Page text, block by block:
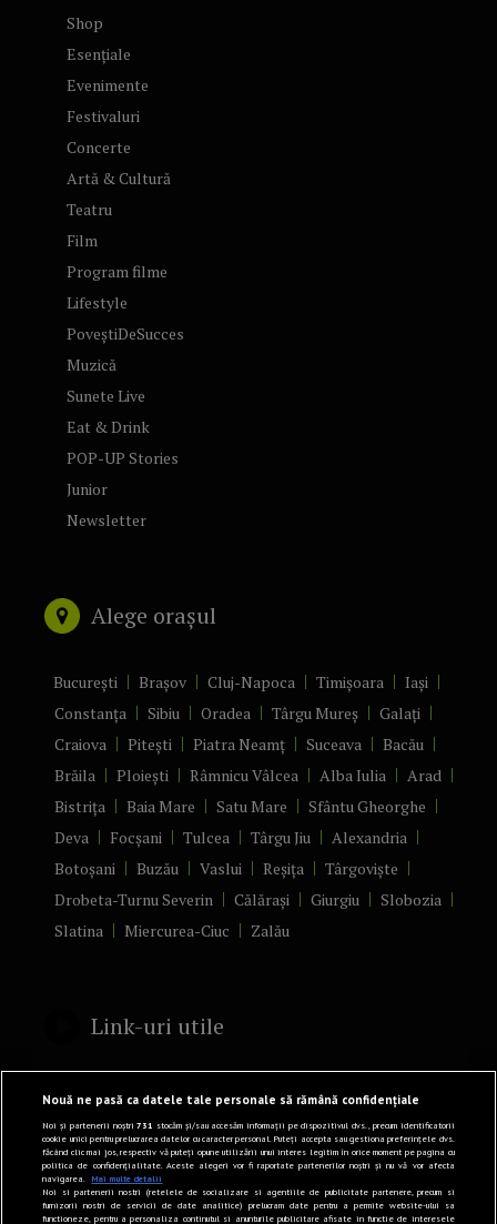
Shop
Esențiale
Evenimente
Festivaluri
Concerte
Artă & Cultură
Teatru
Film
Program filme
Lifestyle
PoveștiDeSucces
Muzică
Sunete Live
Eat & Drink
POP-UP Stories
Junior
Newsletter
Alege orașul
București Brașov Cluj-Napoca Timișoara
Iași
Constanța
Sibiu Oradea Târgu Mureș
Galați
Craiova
Pitești Piatra Neamț Suceava
Bacău
Brăila
Ploiești Râmnicu Vâlcea Alba Iulia
Arad
Bistrița
Baia Mare Satu Mare
Sfântu Gheorghe
Deva
Focșani Tulcea Târgu Jiu
Alexandria
Botoșani
Buzău Vaslui Reșița
Târgoviște
Drobeta-Turnu Severin
Călărași Giurgiu
Slobozia
Slatina
Miercurea-Ciuc Zalău
Link-uri utile
Politică de confidențialitate
Termeni și Condiții
Mediakit Zile si Nopti
Contact
Nouă ne pasă ca datele tale personale să rămână confidențiale
Noi și partenerii noștri731 stocăm și/sau accesăm informații pe dispozitivul dvs., precum identificatorii
cookie unici pentru prelucrarea datelor cu caracter personal. Puteți accepta sau gestiona preferințele dvs.
făcând clic mai jos, respectiv vă puteți opune utilizării unui interes legitim în orice moment pe pagina cu
politica de confidențialitate. Aceste alegeri vor fi raportate partenerilor noștri și nu vă vor afecta
navigarea. Mai multe detalii
Noi si partenerii nostri (retelele de socializare si agentiile de publicitate partenere, precum si
furnizorii nostri de servicii de date analitice) prelucram date pentru a permite website-ului sa
functioneze, pentru a personaliza continutul si anunturile publicitare afisate in functie de interesele